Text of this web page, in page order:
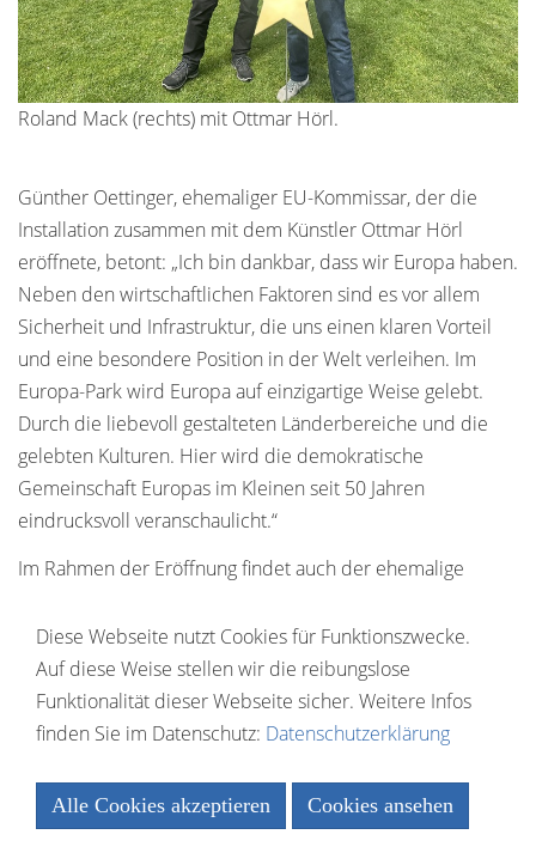
Roland Mack (rechts) mit Ottmar Hörl.
Günther Oettinger, ehemaliger EU-Kommissar, der die
Installation zusammen mit dem Künstler Ottmar Hörl
eröffnete, betont: „Ich bin dankbar, dass wir Europa haben.
Neben den wirtschaftlichen Faktoren sind es vor allem
Sicherheit und Infrastruktur, die uns einen klaren Vorteil
und eine besondere Position in der Welt verleihen. Im
Europa-Park wird Europa auf einzigartige Weise gelebt.
Durch die liebevoll gestalteten Länderbereiche und die
gelebten Kulturen. Hier wird die demokratische
Gemeinschaft Europas im Kleinen seit 50 Jahren
eindrucksvoll veranschaulicht.“
Im Rahmen der Eröffnung findet auch der ehemalige
„Wir brauchen Zeichen und Symbole, die ein Gefühl der
Zusammengehörigkeit ausdrücken – wie dieser Stern.
Denn ohne Symbole, die Menschen ansprechen,
funktioniert Kommunikation nicht. Wenn wir die Menschen
großartig, wie die Familie Mack seit 50 Jahren überlegt, wie
man den europäischen Gedanken künstlerisch lebendig
Diese Webseite nutzt Cookies für Funktionszwecke.
Auf diese Weise stellen wir die reibungslose
Funktionalität dieser Webseite sicher. Weitere Infos
finden Sie im Datenschutz: Datenschutzerklärung
Alle Cookies akzeptieren
Cookies ansehen